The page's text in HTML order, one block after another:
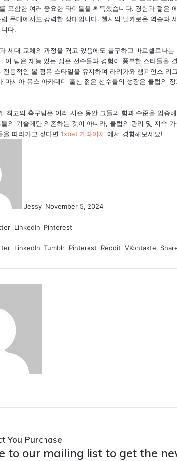
포함한 여러 중요한 타이틀을 획득했습니다. 경험과 젊은
무대에서도 강력한 상대입니다. 첼시의 날카로운 역습과
다.
세대 교체의 과정을 겪고 있음에도 불구하고 바르셀로나
이 팀은 재능 있는 젊은 선수들과 경험이 풍부한 스타들을
전통적인 볼 점유 스타일을 유지하며 라리가와 챔피언스 리
마시아 유스 아카데미 출신 젊은 선수들의 성장은 클럽의
최고의 축구팀은 여러 시즌 동안 그들의 힘과 수준을 입증
의 기술에만 의존하는 것이 아니라, 클럽의 관리 및 지속
을 따라가고 싶다면 1xbet 계좌이체 에서 경험해보세요!
Jessy November 5, 2024
LinkedIn
Pinterest
LinkedIn Tumblr Pinterest Reddit VKontakte
You Purchase
to our mailing list to get the